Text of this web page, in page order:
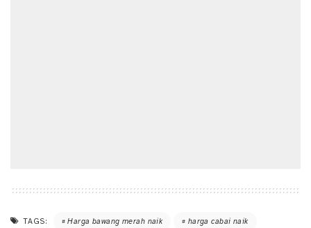
TAGS: Harga bawang merah naik harga cabai naik